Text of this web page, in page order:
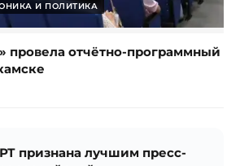
И ПОЛИТИКА
провела отчётно-программный
признана лучшим пресс-